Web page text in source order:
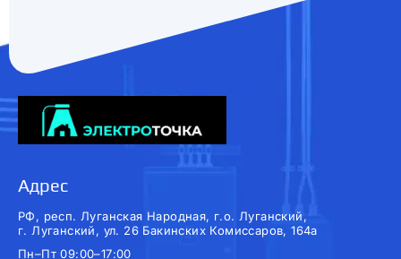
Адрес
РФ, респ. Луганская Народная, г.о. Луганский,
г. Луганский, ул. 26 Бакинских Комиссаров, 164а
Пн–Пт 09:00–17:00